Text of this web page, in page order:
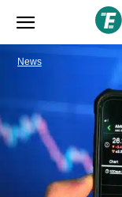
News